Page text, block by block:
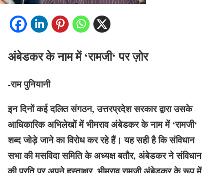
अंबेडकर के नाम में ‘रामजी‘ पर ज़ोर
-राम पुनियानी
इन दिनों कई दलित संगठन, उत्तरप्रदेश सरकार द्वारा उसके
आधिकारिक अभिलेखों में भीमराव अंबेडकर के नाम में ‘रामजी‘
शब्द जोड़े जाने का विरोध कर रहे हैं। यह सही है कि संविधान
सभा की मसविदा समिति के अध्यक्ष बतौर, अंबेडकर ने संविधान